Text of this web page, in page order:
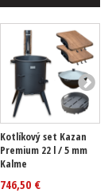
Kotlíkový set Kazan
Premium 22 l / 5 mm
Kalme
746,50 €